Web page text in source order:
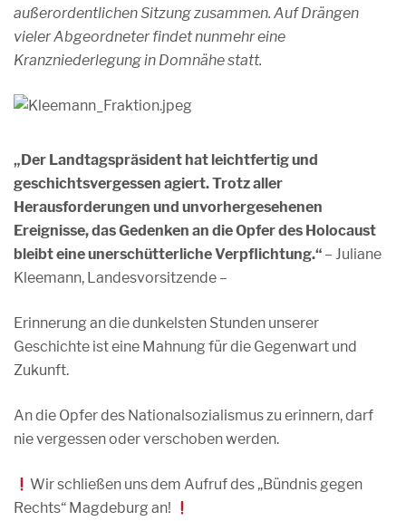
außerordentlichen Sitzung zusammen. Auf Drängen
vieler Abgeordneter findet nunmehr eine
Kranzniederlegung in Domnähe statt.
„Der Landtagspräsident hat leichtfertig und
geschichtsvergessen agiert. Trotz aller
Herausforderungen und unvorhergesehenen
Ereignisse, das Gedenken an die Opfer des Holocaust
bleibt eine unerschütterliche Verpflichtung.“ – Juliane
Kleemann, Landesvorsitzende –
Erinnerung an die dunkelsten Stunden unserer
Geschichte ist eine Mahnung für die Gegenwart und
Zukunft.
An die Opfer des Nationalsozialismus zu erinnern, darf
nie vergessen oder verschoben werden.
Wir schließen uns dem Aufruf des „Bündnis gegen
Rechts“ Magdeburg an!